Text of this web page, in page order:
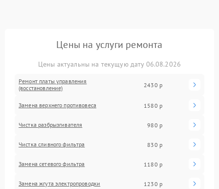
Цены на услуги ремонта
Цены актуальны на текущую дату 06.08.2026
Ремонт платы управления
(восстановление)
2430 р
Замена верхнего противовеса 1580 р
Чистка разбрызгивателя 980 р
Чистка сливного фильтра 830 р
Замена сетевого фильтра 1180 р
Замена жгута электропроводки 1230 р